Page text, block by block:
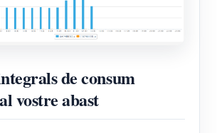
de consum
vostre abast